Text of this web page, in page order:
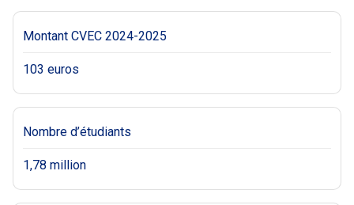
Montant CVEC 2024-2025
103 euros
Nombre d’étudiants
1,78 million